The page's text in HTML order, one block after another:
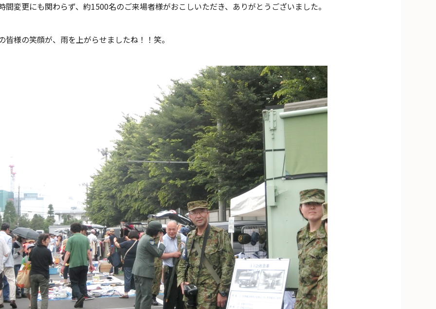
間変更にも関わらず、約1500名のご来場者様がおこしいただき、ありがとうございました。
皆様の笑顔が、雨を上がらせましたね！！笑。